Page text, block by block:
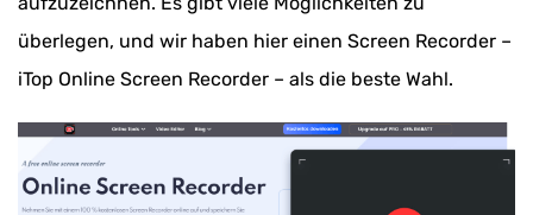
überlegen, und wir haben hier einen Screen Recorder –
iTop Online Screen Recorder – als die beste Wahl.